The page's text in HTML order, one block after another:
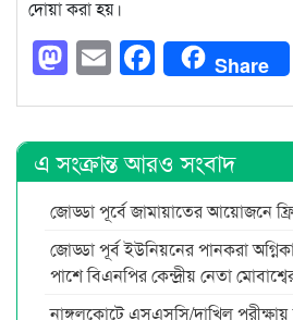
দোয়া করা হয়।
Mastodon
Email Share
এ সংক্রান্ত আরও সংবাদ
জোড্ডা পূর্বে জামায়াতের আয়োজনে
জোড্ডা পূর্ব ইউনিয়নের পানকরা
পাশে বিএনপির কেন্দ্রীয় নেতা
নাঙ্গলকোটে এসএসসি/দাখিল পরীক্ষায়